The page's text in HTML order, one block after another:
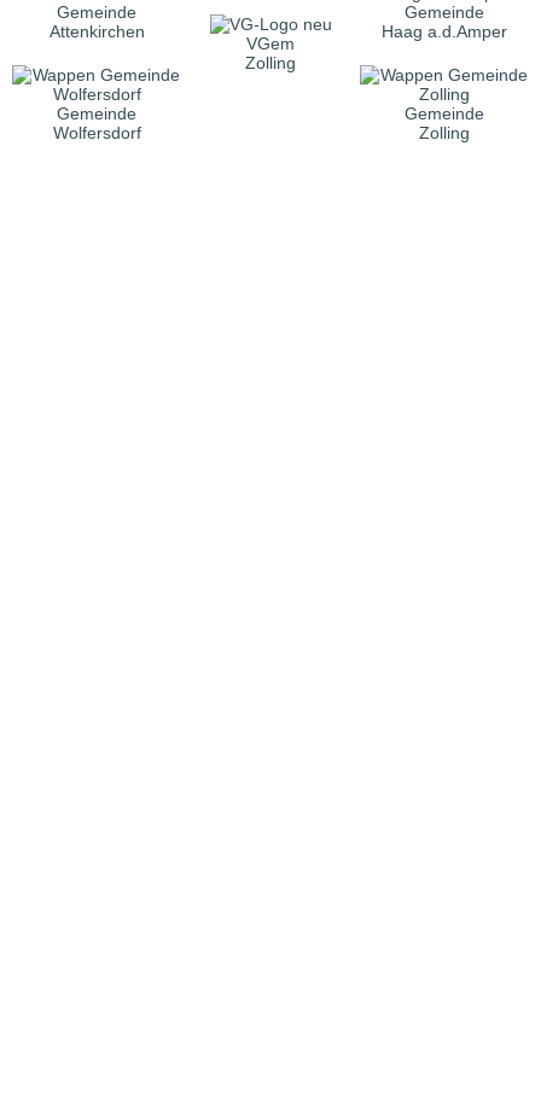
Gemeinde
Attenkirchen
VGem
Zolling
Gemeinde
Haag a.d.Amper
Gemeinde
Wolfersdorf
Gemeinde
Zolling